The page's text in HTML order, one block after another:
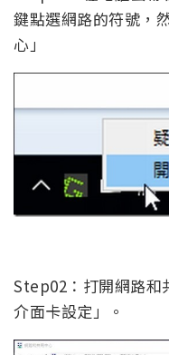
鍵點選網路的符號，
心」
Step02：打開網路和
介面卡設定」。